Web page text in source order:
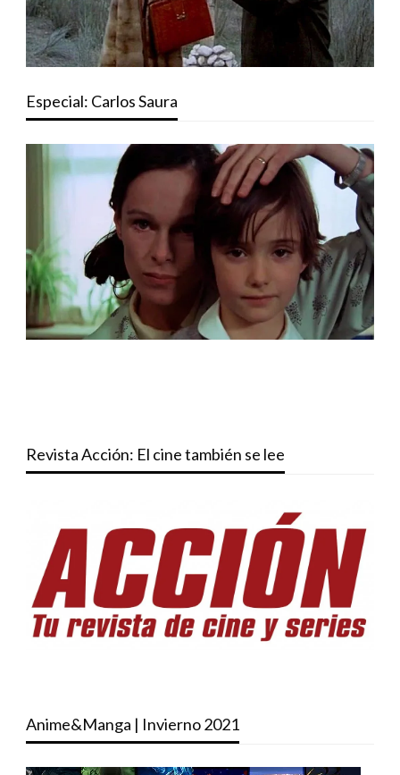
Especial: Carlos Saura
Revista Acción: El cine también se lee
Anime&Manga | Invierno 2021